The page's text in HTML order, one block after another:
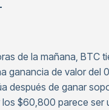
de la mañana, BTC
ganancia de valor del
después de ganar
los $60,800 parece ser